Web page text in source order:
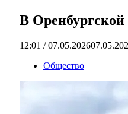
В Оренбургской
12:01 / 07.05.2026
Общество